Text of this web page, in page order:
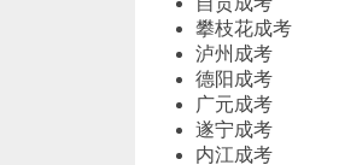
攀枝花成考
泸州成考
德阳成考
广元成考
遂宁成考
内江成考